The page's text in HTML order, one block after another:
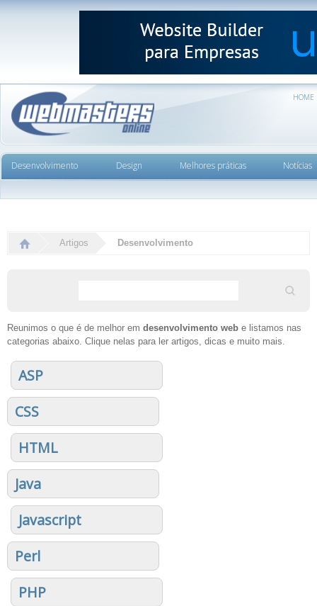
HOME
Desenvolvimento Design Melhores práticas Notícias
Artigos Desenvolvimento
Reunimos o que é de melhor em desenvolvimento web e listamos nas
categorias abaixo. Clique nelas para ler artigos, dicas e muito mais.
ASP
CSS
HTML
Java
Javascript
Perl
PHP